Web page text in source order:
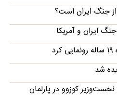
از جنگ ایران است؟
ایران و آمریکا
شد
کوزوو در پارلمان